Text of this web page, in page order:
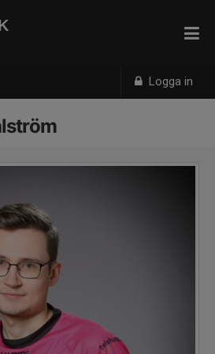
Logga in